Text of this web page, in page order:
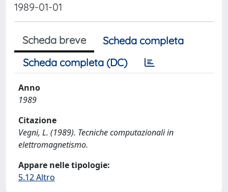
1989-01-01
Scheda breve
Scheda completa
Scheda completa (DC)
Anno
1989
Citazione
Vegni, L. (1989). Tecniche computazionali in
elettromagnetismo.
Appare nelle tipologie:
5.12 Altro